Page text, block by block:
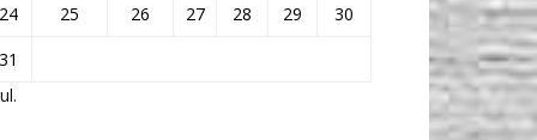
25 26 27 28 29
30